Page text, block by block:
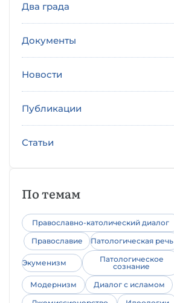
Два града
Документы
Новости
Публикации
Статьи
По темам
Православно-католический диалог
Православие
Патологическая речь
Экуменизм
Патологическое
сознание
Модернизм
Диалог с исламом